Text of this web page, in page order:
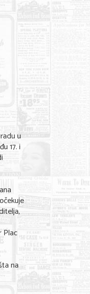
u
17. i
Plac
na